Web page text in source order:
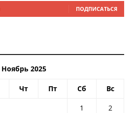
ПОДПИСАТЬСЯ
Ноябрь 2025
Чт Пт Сб Вс
1
2